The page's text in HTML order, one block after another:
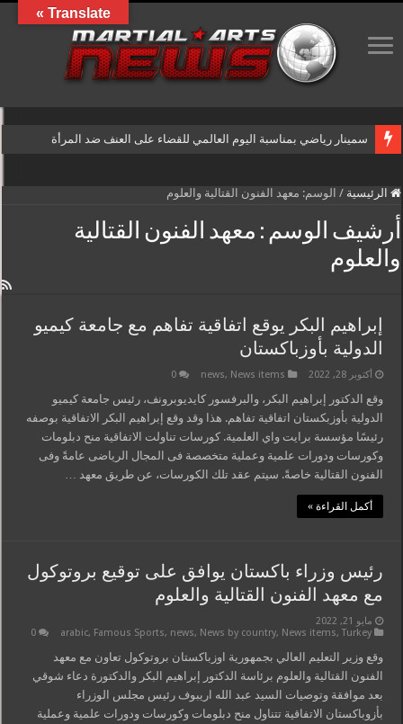
سمينار رياضي بمناسبة اليوم العالمي للقضاء على العنف ضد المرأة
الرئيسية / الوسم: معهد الفنون القتالية والعلوم
أرشيف الوسم : معهد الفنون القتالية
والعلوم
إبراهيم البكر يوقع اتفاقية تفاهم مع جامعة كيميو
الدولية بأوزباكستان
أكتوبر 28, 2022 news, News items
0
وقع الدكتور إبراهيم البكر، والبرفسور كايديوبرونف، رئيس جامعة كيميو
الدولية بأوزبكستان اتفاقية تفاهم. هذا وقد وقع إبراهيم البكر الاتفاقية بوصفه
رئيسًا مؤسسة برايت واي العلمية. كورسات تناولت الاتفاقية منح دبلومات
وكورسات ودورات علمية وعملية متخصصة فى المجال الرياضى عامةً وفى
الفنون القتالية خاصةً. سيتم عقد تلك الكورسات، عن طريق معهد …
أكمل القراءة »
رئيس وزراء باكستان يوافق على توقيع بروتوكول
مع معهد الفنون القتالية والعلوم
مايو 21, 2022
arabic, Famous Sports, news, News by country, News items, Turkey
0
وقع وزير التعليم العالي بجمهورية اوزباكستان بروتوكول تعاون مع معهد
الفنون القتالية والعلوم برئاسة الدكتور إبراهيم البكر والدكتورة دعاء شوقي
بعد موافقة وتوصيات السيد عبد الله اريبوف رئيس مجلس الوزراء
بأزوباكستان الاتفاقية تتناول منح دبلومات وكورسات ودورات علمية وعملية
Translate »